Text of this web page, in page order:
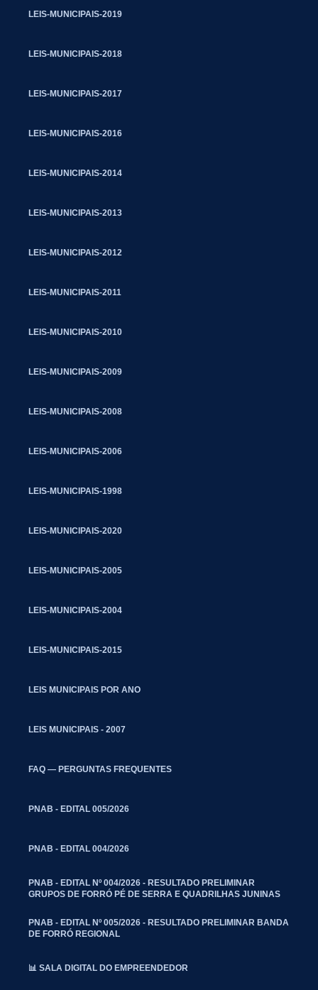
LEIS-MUNICIPAIS-2019
LEIS-MUNICIPAIS-2018
LEIS-MUNICIPAIS-2017
LEIS-MUNICIPAIS-2016
LEIS-MUNICIPAIS-2014
LEIS-MUNICIPAIS-2013
LEIS-MUNICIPAIS-2012
LEIS-MUNICIPAIS-2011
LEIS-MUNICIPAIS-2010
LEIS-MUNICIPAIS-2009
LEIS-MUNICIPAIS-2008
LEIS-MUNICIPAIS-2006
LEIS-MUNICIPAIS-1998
LEIS-MUNICIPAIS-2020
LEIS-MUNICIPAIS-2005
LEIS-MUNICIPAIS-2004
LEIS-MUNICIPAIS-2015
LEIS MUNICIPAIS POR ANO
LEIS MUNICIPAIS - 2007
FAQ — PERGUNTAS FREQUENTES
PNAB - EDITAL 005/2026
PNAB - EDITAL 004/2026
PNAB - EDITAL Nº 004/2026 - RESULTADO PRELIMINAR
GRUPOS DE FORRÓ PÉ DE SERRA E QUADRILHAS JUNINAS
PNAB - EDITAL Nº 005/2026 - RESULTADO PRELIMINAR BANDA
DE FORRÓ REGIONAL
📊 SALA DIGITAL DO EMPREENDEDOR